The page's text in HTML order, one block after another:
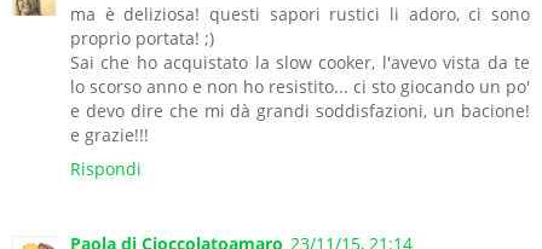
ma è deliziosa! questi sapori rustici li adoro, ci sono
proprio portata! ;)
Sai che ho acquistato la slow cooker, l'avevo vista da te
lo scorso anno e non ho resistito... ci sto giocando un po'
e devo dire che mi dà grandi soddisfazioni, un bacione!
e grazie!!!
Rispondi
Paola di Cioccolatoamaro 23/11/15, 21:14